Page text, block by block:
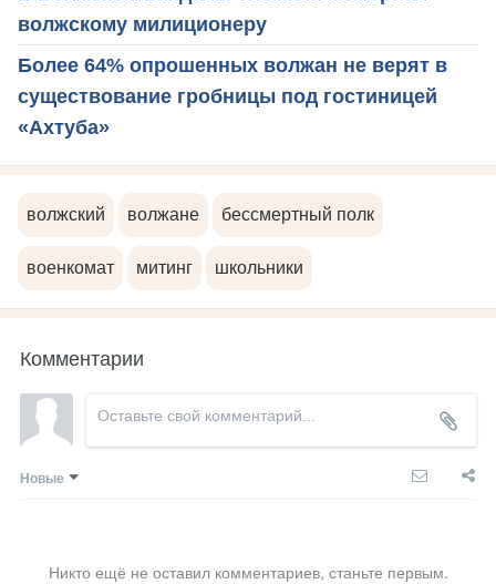
волжскому милиционеру
Более 64% опрошенных волжан не верят в
существование гробницы под гостиницей
«Ахтуба»
волжский волжане бессмертный полк
военкомат митинг школьники
Комментарии
Новые
Никто ещё не оставил комментариев, станьте первым.